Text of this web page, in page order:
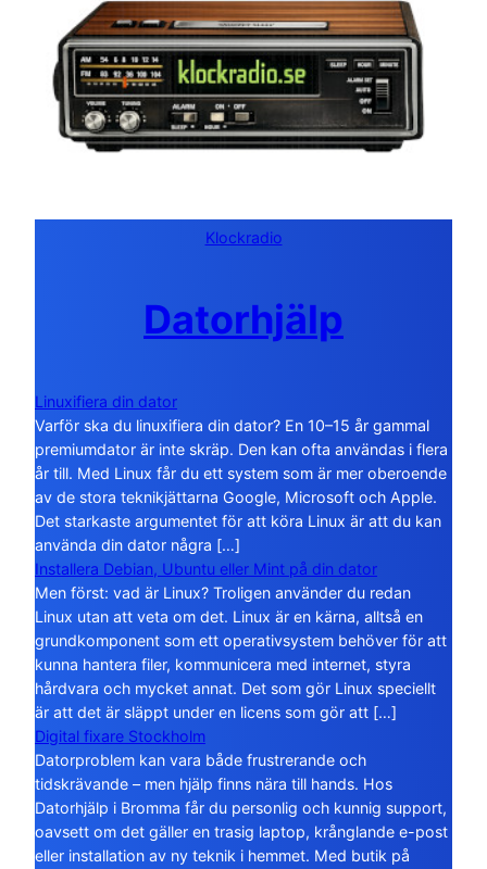
Klockradio
Datorhjälp
Linuxifiera din dator
Varför ska du linuxifiera din dator? En 10–15 år gammal
premiumdator är inte skräp. Den kan ofta användas i flera
år till. Med Linux får du ett system som är mer oberoende
av de stora teknikjättarna Google, Microsoft och Apple.
Det starkaste argumentet för att köra Linux är att du kan
använda din dator några […]
Installera Debian, Ubuntu eller Mint på din dator
Men först: vad är Linux? Troligen använder du redan
Linux utan att veta om det. Linux är en kärna, alltså en
grundkomponent som ett operativsystem behöver för att
kunna hantera filer, kommunicera med internet, styra
hårdvara och mycket annat. Det som gör Linux speciellt
är att det är släppt under en licens som gör att […]
Digital fixare Stockholm
Datorproblem kan vara både frustrerande och
tidskrävande – men hjälp finns nära till hands. Hos
Datorhjälp i Bromma får du personlig och kunnig support,
oavsett om det gäller en trasig laptop, krånglande e-post
eller installation av ny teknik i hemmet. Med butik på